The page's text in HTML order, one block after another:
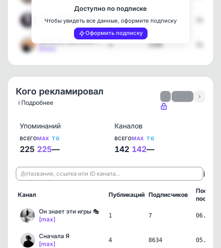
[max]
2 5087
Дневник мужчины | Откров…
3 3108
Доступно по подписке
Чтобы увидеть все данные, оформите подписку
Оформить подписку
Кого рекламировал
ℹ️ Подробнее
›
Упоминаний
ВСЕГО
225
MAX
225
TG
—
Каналов
ВСЕГО
142
MAX
142
TG
—
Название, ссылка или ID канала… ℹ️
Канал Публикаций Подписчиков
пост
Он знает эти игры 🎭
[max]
1 7
Сначала Я
[max]
4 8634